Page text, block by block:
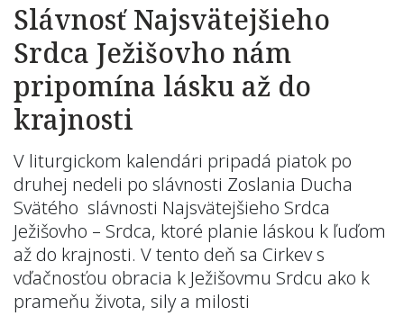
Slávnosť Najsvätejšieho
Srdca Ježišovho nám
pripomína lásku až do
krajnosti
V liturgickom kalendári pripadá piatok po
druhej nedeli po slávnosti Zoslania Ducha
Svätého slávnosti Najsvätejšieho Srdca
Ježišovho – Srdca, ktoré planie láskou k ľuďom
až do krajnosti. V tento deň sa Cirkev s
vďačnosťou obracia k Ježišovmu Srdcu ako k
prameňu života, sily a milosti